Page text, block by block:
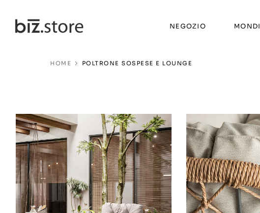
NEGOZIO MONDI
HOME POLTRONE SOSPESE E LOUNGE